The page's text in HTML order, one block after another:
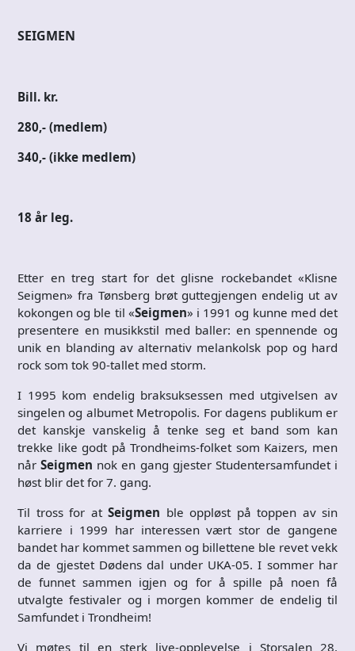
SEIGMEN
Bill. kr.
280,- (medlem)
340,- (ikke medlem)
18 år leg.
Etter en treg start for det glisne rockebandet «Klisne
Seigmen» fra Tønsberg brøt guttegjengen endelig ut av
kokongen og ble til «Seigmen» i 1991 og kunne med det
presentere en musikkstil med baller: en spennende og
unik en blanding av alternativ melankolsk pop og hard
rock som tok 90-tallet med storm.
I 1995 kom endelig braksuksessen med utgivelsen av
singelen og albumet Metropolis. For dagens publikum er
det kanskje vanskelig å tenke seg et band som kan
trekke like godt på Trondheims-folket som Kaizers, men
nårSeigmen nok en gang gjester Studentersamfundet i
høst blir det for 7. gang.
Til tross for at Seigmen ble oppløst på toppen av sin
karriere i 1999 har interessen vært stor de gangene
bandet har kommet sammen og billettene ble revet vekk
da de gjestet Dødens dal under UKA-05. I sommer har
de funnet sammen igjen og for å spille på noen få
utvalgte festivaler og i morgen kommer de endelig til
Samfundet i Trondheim!
Vi møtes til en sterk live-opplevelse i Storsalen 28.